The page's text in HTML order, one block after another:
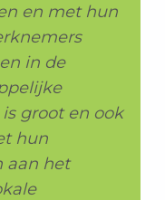
en met hun
in de
groot en ook
hun
aan het